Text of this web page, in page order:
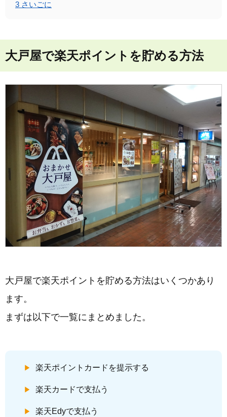
3 さいごに
大戸屋で楽天ポイントを貯める方法
大戸屋で楽天ポイントを貯める方法はいくつかあり
ます。
まずは以下で一覧にまとめました。
楽天ポイントカードを提示する
楽天カードで支払う
楽天Edyで支払う